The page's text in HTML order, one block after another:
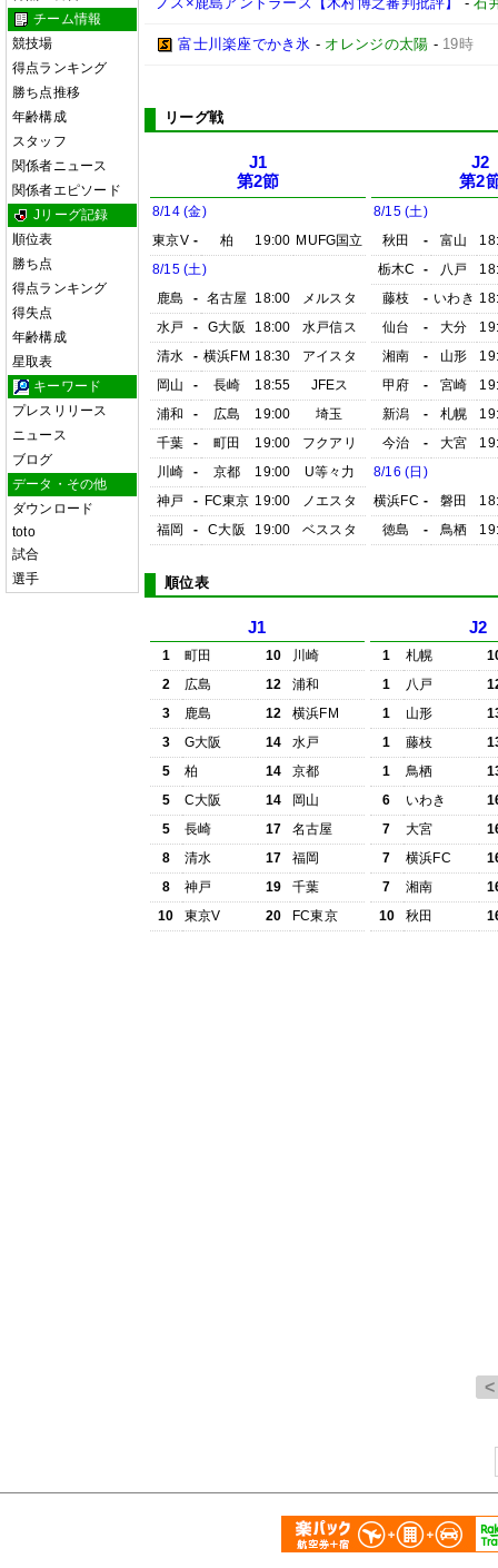
チーム情報
競技場
得点ランキング
勝ち点推移
年齢構成
スタッフ
関係者ニュース
関係者エピソード
Jリーグ記録
順位表
勝ち点
得点ランキング
得失点
年齢構成
星取表
キーワード
プレスリリース
ニュース
ブログ
データ・その他
ダウンロード
toto
試合
選手
富士川楽座でかき氷 - オレンジの太陽 - 19時
リーグ戦
J1
第2節
8/14 (金)
東京V - 柏 19:00 MUFG国立
8/15 (土)
鹿島
- 名古屋 18:00
メルスタ
水戸
- G大阪 18:00
水戸信ス
清水
- 横浜FM 18:30
アイスタ
岡山
- 長崎 18:55
JFEス
浦和
- 広島 19:00
埼玉
千葉
- 町田 19:00
フクアリ
川崎
- 京都 19:00
U等々力
神戸
- FC東京 19:00
ノエスタ
福岡
- C大阪 19:00 ベススタ
J2
第2
8/15 (土)
秋田
- 富山
栃木C
- 八戸
藤枝
- いわき
仙台
- 大分
湘南
- 山形
甲府
- 宮崎
新潟
- 札幌
今治
- 大宮
8/16 (日)
横浜FC - 磐田
徳島
- 鳥栖
順位表
J1
1 町田 10
川崎
2
広島 12
浦和
3
鹿島 12
横浜FM
3
G大阪 14
水戸
5
柏 14
京都
5
C大阪 14
岡山
5
長崎 17
名古屋
8
清水 17
福岡
8
神戸 19
千葉
10
東京V 20 FC東京
J2
1 札幌
1
八戸
1
山形
1
藤枝
1
鳥栖
6
いわき
7
大宮
7
横浜FC
7
湘南
10
秋田